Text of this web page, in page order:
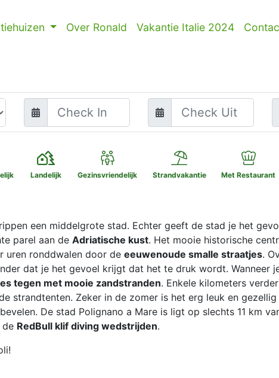
Over Ronald Vakantie Italie 2024
Landelijk Gezinsvriendelijk Strandvakantie Met Restaurant
een middelgrote stad. Echter geeft de stad je het
parel aan de Adriatische kust. Het mooie historische
uren ronddwalen door de eeuwenoude smalle straatjes.
dat je het gevoel krijgt dat het te druk wordt. Wanneer
tegen met mooie zandstranden. Enkele kilometers
strandtenten. Zeker in de zomer is het erg leuk en
De stad Polignano a Mare is ligt op slechts 11 km
de RedBull klif diving wedstrijden.